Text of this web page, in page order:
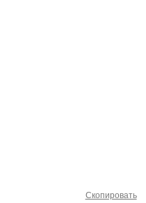
Скопировать